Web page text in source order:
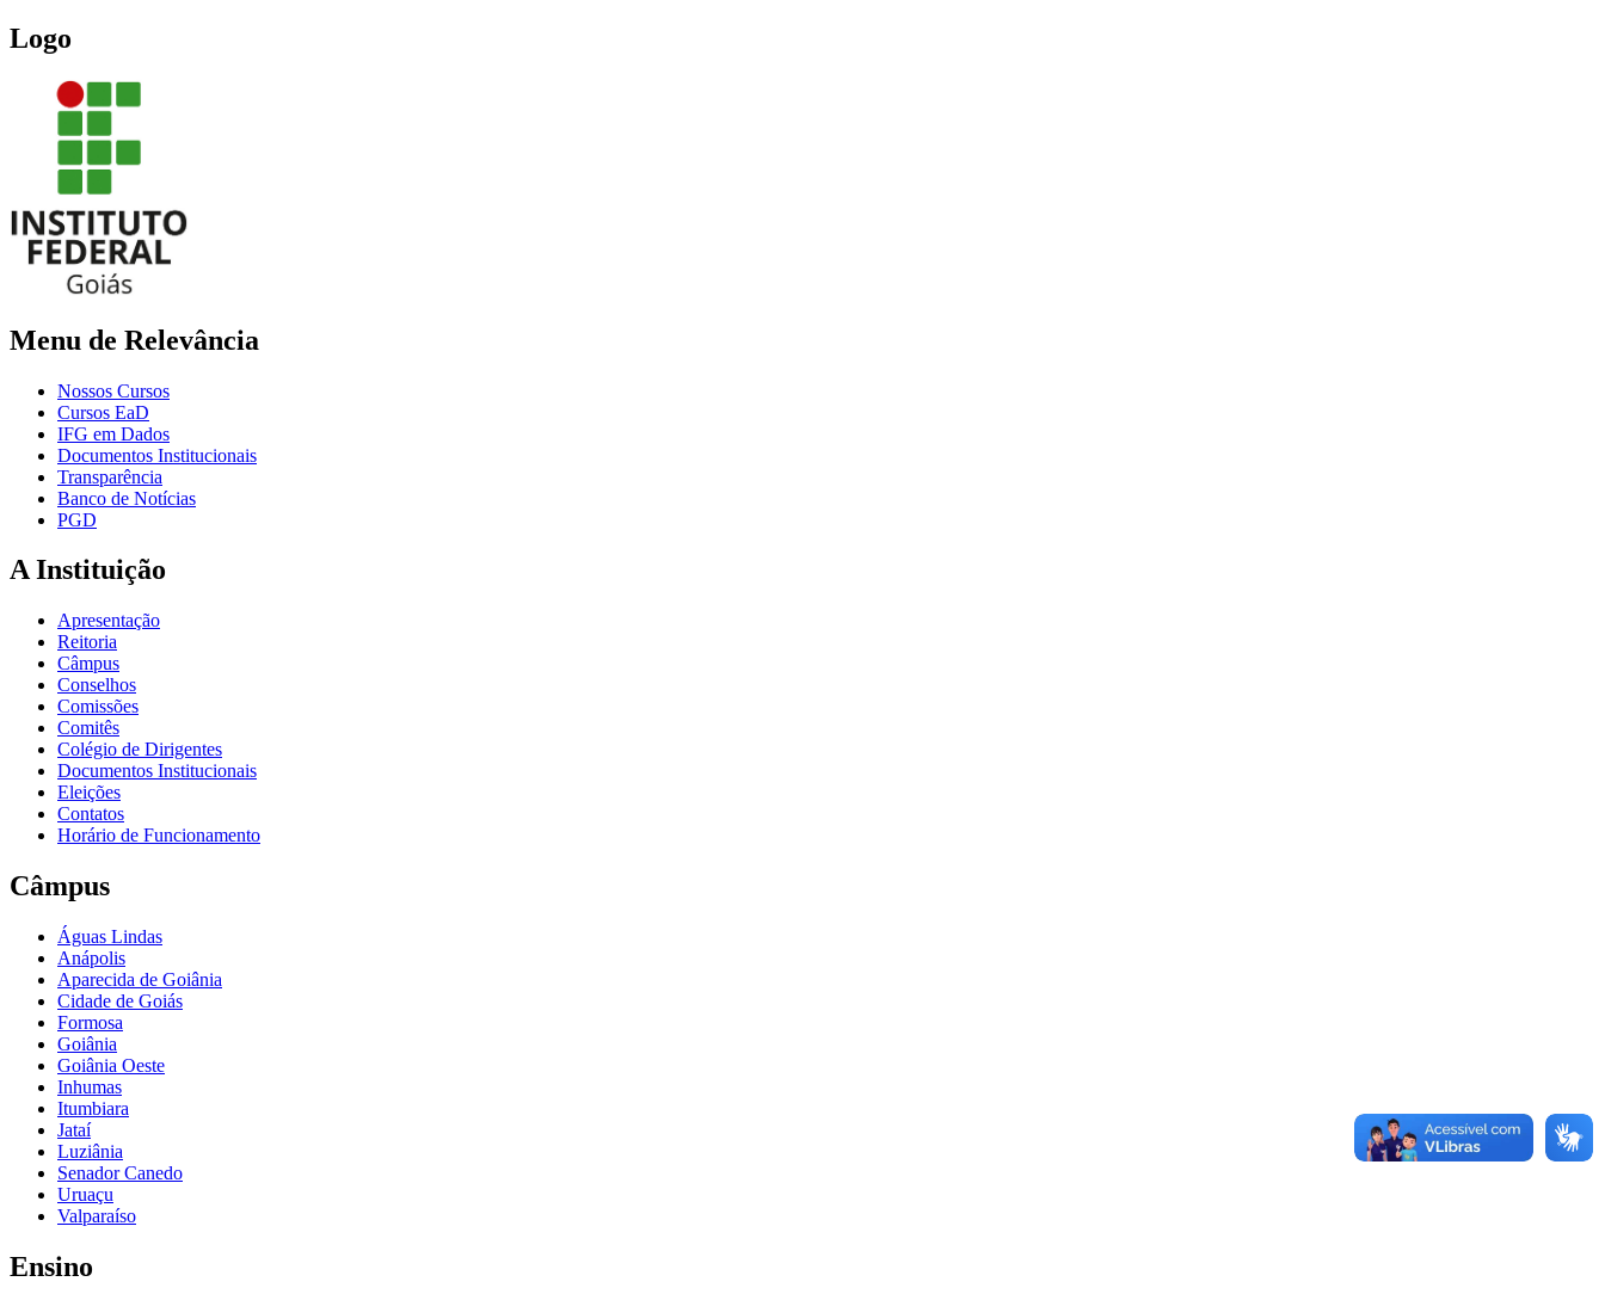
Logo
Menu de Relevância
Nossos Cursos
Cursos EaD
IFG em Dados
Documentos Institucionais
Transparência
Banco de Notícias
PGD
A Instituição
Apresentação
Reitoria
Câmpus
Conselhos
Comissões
Comitês
Colégio de Dirigentes
Documentos Institucionais
Eleições
Contatos
Horário de Funcionamento
Câmpus
Águas Lindas
Anápolis
Aparecida de Goiânia
Cidade de Goiás
Formosa
Goiânia
Goiânia Oeste
Inhumas
Itumbiara
Jataí
Luziânia
Senador Canedo
Uruaçu
Valparaíso
Ensino